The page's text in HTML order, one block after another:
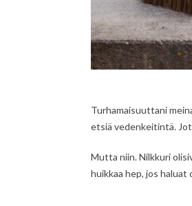
Turhamaisuuttani
etsiä vedenkeitintä.
Mutta niin. Nilkkuri
huikkaa hep, jos haluat